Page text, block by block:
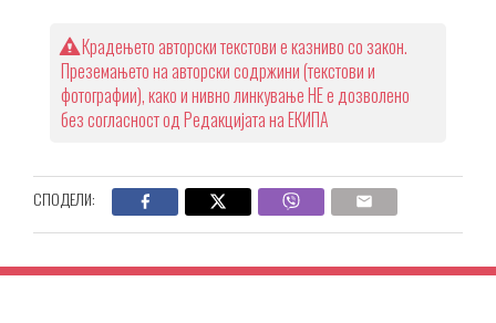
Крадењето авторски текстови е казниво со закон.
Преземањето на авторски содржини (текстови и
фотографии), како и нивно линкување НЕ е дозволено
без согласност од Редакцијата на ЕКИПА
СПОДЕЛИ: